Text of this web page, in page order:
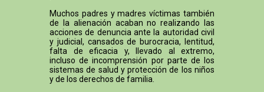
Muchos padres y madres víctimas también
de la alienación acaban no realizando las
acciones de denuncia ante la autoridad civil
y judicial, cansados de burocracia, lentitud,
falta de eficacia y, llevado al extremo,
incluso de incomprensión por parte de los
sistemas de salud y protección de los niños
y de los derechos de familia.